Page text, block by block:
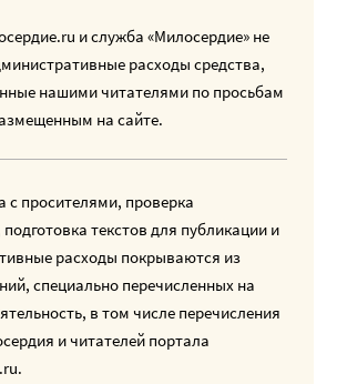
и служба «Милосердие» не
расходы средства,
нашими читателями по просьбам
на сайте.
с просителями, проверка
текстов для публикации и
расходы покрываются из
специально перечисленных на
в том числе перечисления
и читателей портала